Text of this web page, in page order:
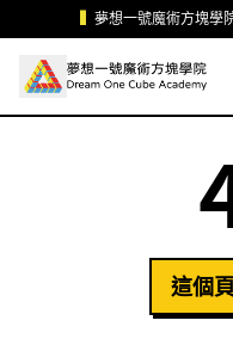
跳至主要內容夢想一號魔術方塊學
這個